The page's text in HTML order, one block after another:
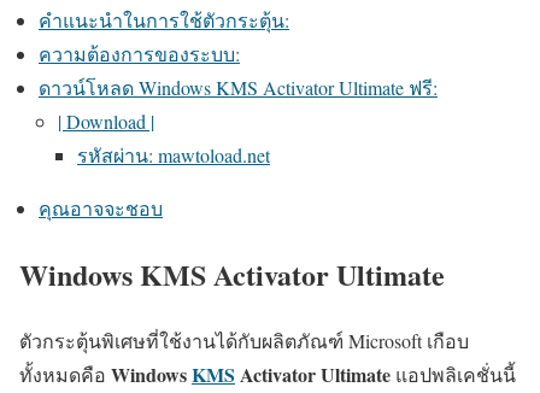
คำแนะนำในการใช้ตัวกระตุ้น:
ความต้องการของระบบ:
ดาวน์โหลด Windows KMS Activator Ultimate ฟรี:
| Download |
รหัสผ่าน: mawtoload.net
คุณอาจจะชอบ
Windows KMS Activator Ultimate
ตัวกระตุ้นพิเศษที่ใช้งานได้กับผลิตภัณฑ์ Microsoft เกือบ
ทั้งหมดคือ WindowsKMS Activator Ultimate แอปพลิเคชั่นนี้